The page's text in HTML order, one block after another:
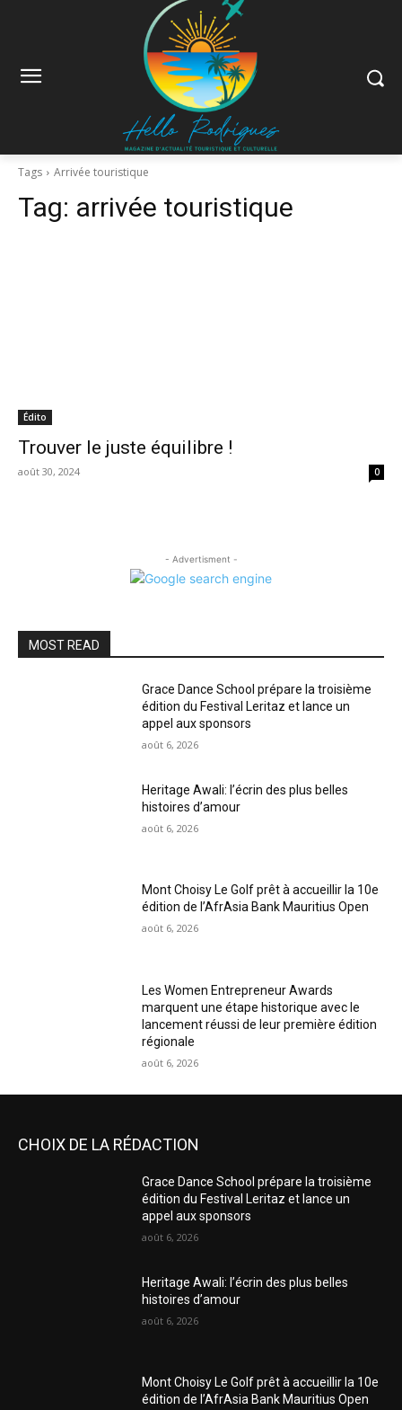
Tags Arrivée touristique
Tag: arrivée touristique
Édito
Trouver le juste équilibre !
août 30, 2024 0
- Advertisment -
MOST READ
Grace Dance School prépare la troisième
édition du Festival Leritaz et lance un
appel aux sponsors
août 6, 2026
Heritage Awali: l’écrin des plus belles
histoires d’amour
août 6, 2026
Mont Choisy Le Golf prêt à accueillir la 10e
édition de l’AfrAsia Bank Mauritius Open
août 6, 2026
Les Women Entrepreneur Awards
marquent une étape historique avec le
lancement réussi de leur première édition
régionale
août 6, 2026
CHOIX DE LA RÉDACTION
Grace Dance School prépare la troisième
édition du Festival Leritaz et lance un
appel aux sponsors
août 6, 2026
Heritage Awali: l’écrin des plus belles
histoires d’amour
août 6, 2026
Mont Choisy Le Golf prêt à accueillir la 10e
édition de l’AfrAsia Bank Mauritius Open